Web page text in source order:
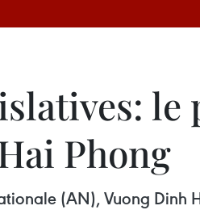
le
Phong
(AN), Vuong